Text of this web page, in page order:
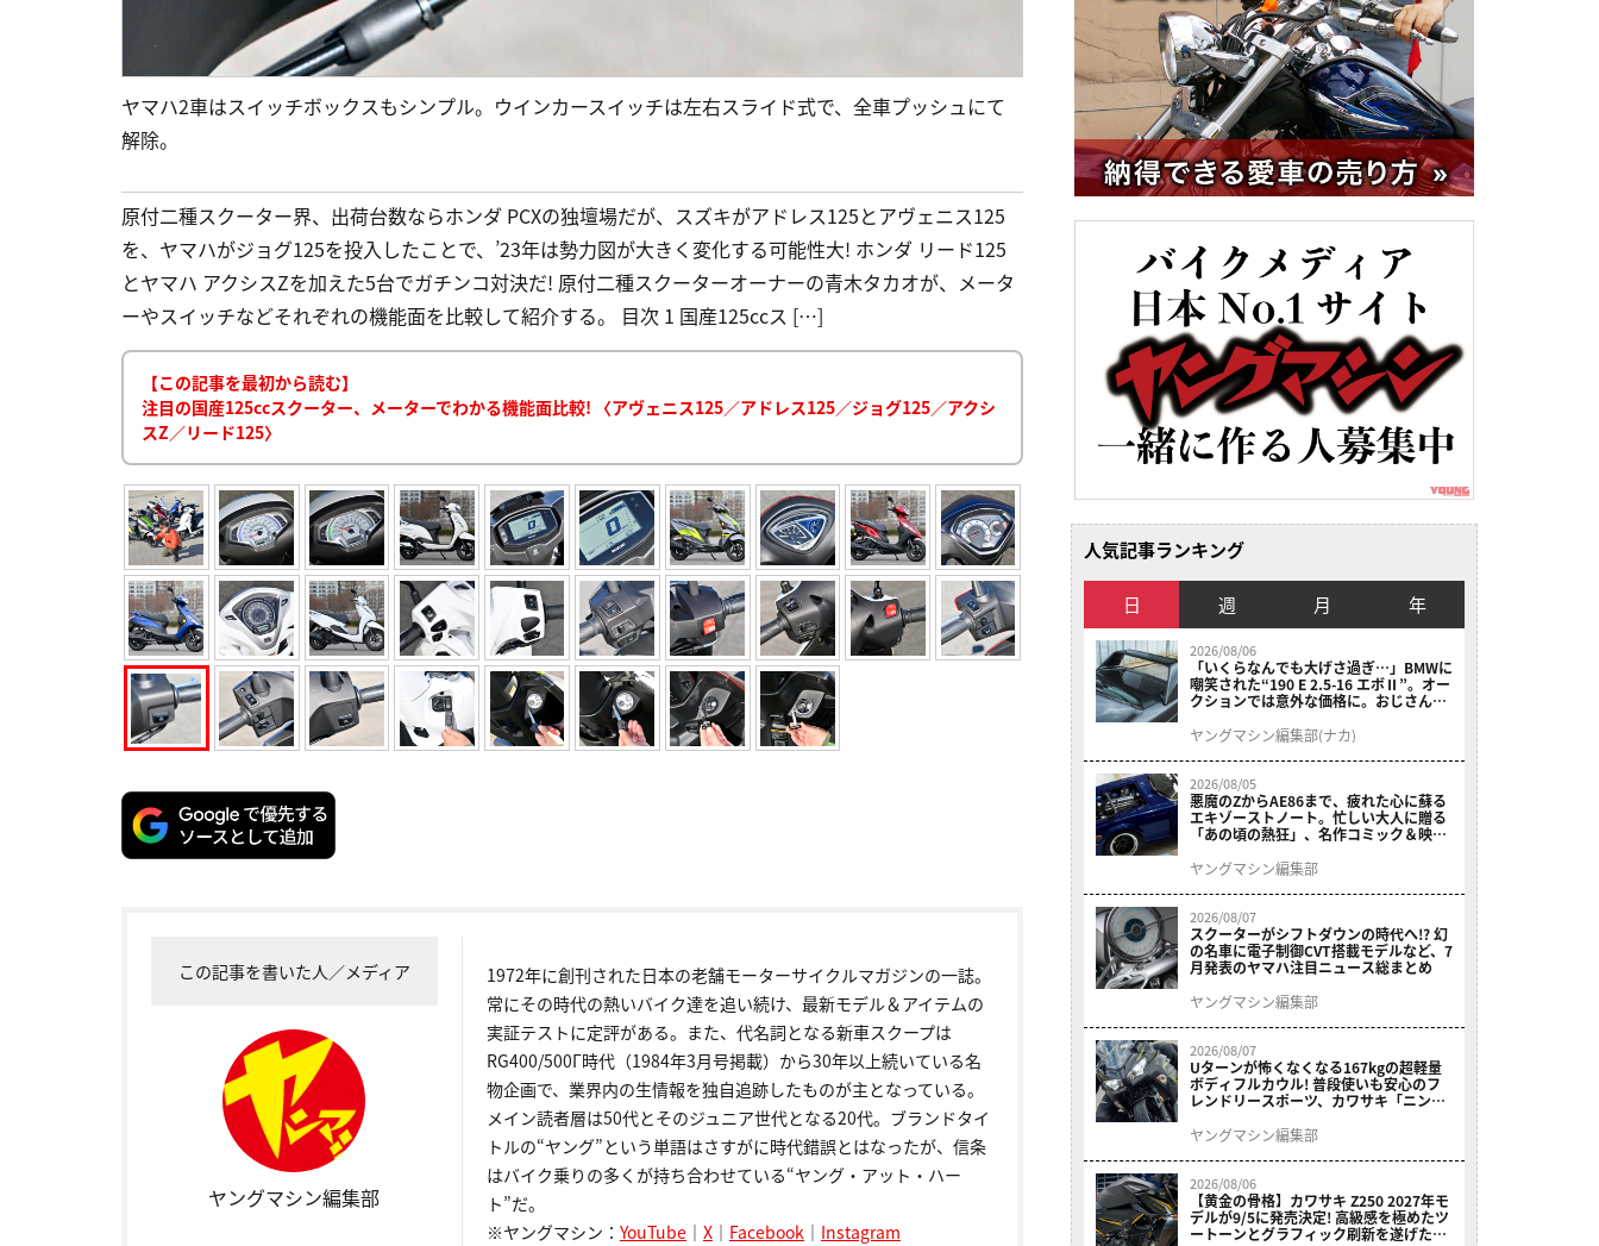
ヤマハ2車はスイッチボックスもシンプル。ウインカースイッチは左右スライド式で、全車プッシュにて
解除。
原付二種スクーター界、出荷台数ならホンダ PCXの独壇場だが、スズキがアドレス125とアヴェニス125
を、ヤマハがジョグ125を投入したことで、’23年は勢力図が大きく変化する可能性大! ホンダ リード125
とヤマハ アクシスZを加えた5台でガチンコ対決だ! 原付二種スクーターオーナーの青木タカオが、メータ
ーやスイッチなどそれぞれの機能面を比較して紹介する。 目次 1 国産125ccス […]
【この記事を最初から読む】
注目の国産125ccスクーター、メーターでわかる機能面比較! 〈アヴェニス125／アドレス125／ジョグ125／アクシ
スZ／リード125〉
この記事を書いた人／メディア
ヤングマシン編集部
1972年に創刊された日本の老舗モーターサイクルマガジンの一誌。
常にその時代の熱いバイク達を追い続け、最新モデル＆アイテムの
実証テストに定評がある。また、代名詞となる新車スクープは
RG400/500Γ時代（1984年3月号掲載）から30年以上続いている名
物企画で、業界内の生情報を独自追跡したものが主となっている。
メイン読者層は50代とそのジュニア世代となる20代。ブランドタイ
トルの“ヤング”という単語はさすがに時代錯誤とはなったが、信条
はバイク乗りの多くが持ち合わせている“ヤング・アット・ハー
ト”だ。
※ヤングマシン： YouTube｜ X｜ Facebook ｜ Instagram
人気記事ランキング
日 週 月 年
2026/08/06
「いくらなんでも大げさ過ぎ…」BMWに
嘲笑された“190 E 2.5-16 エボⅡ”。オー
クションでは意外な価格に。おじさん達
ヤングマシン編集部(ナカ)
2026/08/05
悪魔のZからAE86まで、疲れた心に蘇る
エキゾーストノート。忙しい大人に贈る
「あの頃の熱狂」、名作コミック＆映画
結！
ヤングマシン編集部
2026/08/07
スクーターがシフトダウンの時代へ!? 幻
の名車に電子制御CVT搭載モデルなど、7
月発表のヤマハ注目ニュース総まとめ
ヤングマシン編集部
2026/08/07
Uターンが怖くなくなる167kgの超軽量
ボディフルカウル! 普段使いも安心のフ
レンドリースポーツ、カワサキ「ニンジ
9/5発売
ヤングマシン編集部
2026/08/06
【黄金の骨格】カワサキ Z250 2027年モ
デルが9/5に発売決定! 高級感を極めたツ
ートーンとグラフィック刷新を遂げた本